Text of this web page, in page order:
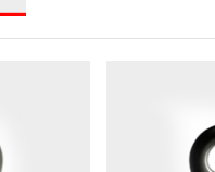
ONLINE: Zarejestruj